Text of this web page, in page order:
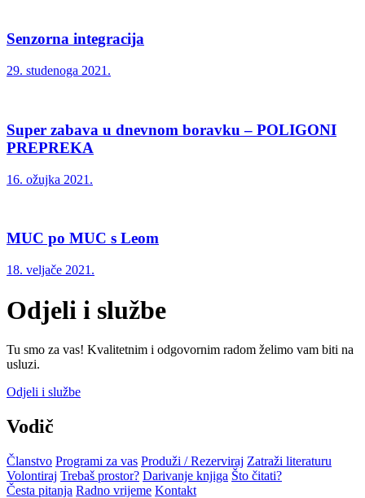
Senzorna integracija
29. studenoga 2021.
Super zabava u dnevnom boravku – POLIGONI
PREPREKA
16. ožujka 2021.
MUC po MUC s Leom
18. veljače 2021.
Odjeli i službe
Tu smo za vas! Kvalitetnim i odgovornim radom želimo vam biti na
usluzi.
Odjeli i službe
Vodič
Članstvo Programi za vas Produži / Rezerviraj Zatraži literaturu
Volontiraj Trebaš prostor? Darivanje knjiga Što čitati?
Česta pitanja Radno vrijeme Kontakt